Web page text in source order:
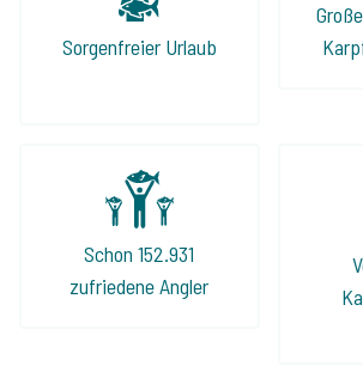
Sorgenfreier Urlaub
Schon 152.931
zufriedene Angler